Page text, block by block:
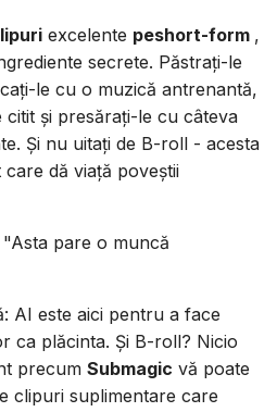
excelente peshort-form ,
secrete. Păstrați-le
le cu o muzică antrenantă,
și presărați-le cu câteva
Și nu uitați de B-roll - acesta
dă viață poveștii
pare o muncă
AI este aici pentru a face
ca plăcinta. Și B-roll? Nicio
precumSubmagic vă poate
clipuri suplimentare care